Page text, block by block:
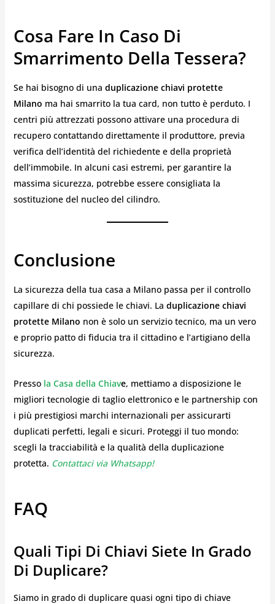
Cosa Fare In Caso Di
Smarrimento Della Tessera?
Se hai bisogno di una duplicazione chiavi protette
Milano ma hai smarrito la tua card, non tutto è perduto. I
centri più attrezzati possono attivare una procedura di
recupero contattando direttamente il produttore, previa
verifica dell’identità del richiedente e della proprietà
dell’immobile. In alcuni casi estremi, per garantire la
massima sicurezza, potrebbe essere consigliata la
sostituzione del nucleo del cilindro.
Conclusione
La sicurezza della tua casa a Milano passa per il controllo
capillare di chi possiede le chiavi. La duplicazione chiavi
protette Milano non è solo un servizio tecnico, ma un vero
e proprio patto di fiducia tra il cittadino e l’artigiano della
sicurezza.
Presso la Casa della Chiave, mettiamo a disposizione le
migliori tecnologie di taglio elettronico e le partnership con
i più prestigiosi marchi internazionali per assicurarti
duplicati perfetti, legali e sicuri. Proteggi il tuo mondo:
scegli la tracciabilità e la qualità della duplicazione
protetta. Contattaci via Whatsapp!
FAQ
Quali Tipi Di Chiavi Siete In Grado
Di Duplicare?
Siamo in grado di duplicare quasi ogni tipo di chiave